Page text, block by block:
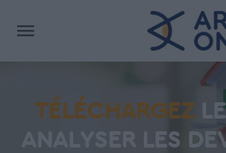
TÉLÉCHARGEZ
ANALYSER LES